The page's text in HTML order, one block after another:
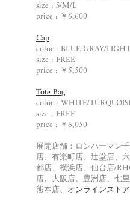
size : S/M/L
price : ￥6,600
Cap
color : BLUE GRAY/
size : FREE
price : ￥5,500
Tote Bag
color : WHITE/
size : FREE
price : ￥6,050
展開店舗：ロンハーマン
店、有楽町店、辻堂店、
都店、横浜店、仙台店/
店、大阪店、豊洲店、七
熊本店、
オンラインストア